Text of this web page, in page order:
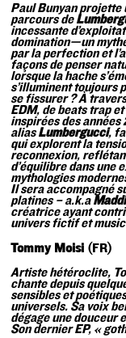
Paul Bunyan projette
parcours de
incessante
domination—un
par la perfection et
façons de penser
lorsque la hache
s’illuminent toujours
se fissurer ? À
EDM, de beats trap
inspirées des
aliasLumbergucci,
qui explorent la
reconnexion,
d’équilibre dans une
mythologies
Il sera accompagné
platines – a.k.a
créatrice ayant
univers fictif et
Tommy Moisi (FR)
Artiste hétéroclite,
chante depuis
sensibles et
universels. Sa voix
dégage une douceur
Son dernier EP, «